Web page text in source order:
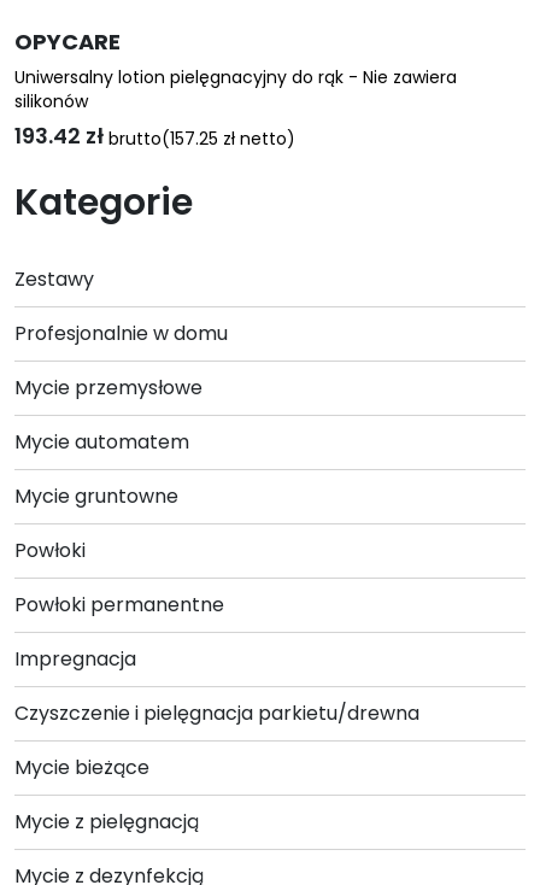
Kategorie
Zestawy
Profesjonalnie w domu
Mycie przemysłowe
Mycie automatem
Mycie gruntowne
Powłoki
Powłoki permanentne
Impregnacja
Czyszczenie i pielęgnacja parkietu/drewna
Mycie bieżące
Mycie z pielęgnacją
Mycie z dezynfekcją
OPYCARE
Uniwersalny lotion pielęgnacyjny do rąk - Nie zawiera
silikonów
193.42 zł brutto(157.25 zł netto)
produktu